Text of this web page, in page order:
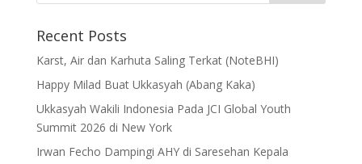
Recent Posts
Karst, Air dan Karhuta Saling Terkat (NoteBHI)
Happy Milad Buat Ukkasyah (Abang Kaka)
Ukkasyah Wakili Indonesia Pada JCI Global Youth
Summit 2026 di New York
Irwan Fecho Dampingi AHY di Saresehan Kepala